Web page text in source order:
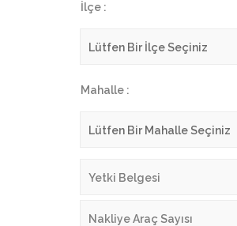
İlçe :
Mahalle :
Yetki Belgesi
Nakliye Araç Sayısı